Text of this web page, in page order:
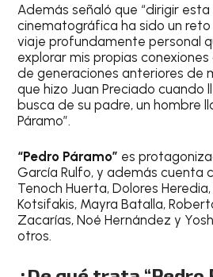
Además señaló que “dirigir
cinematográfica ha sido un
viaje profundamente personal
explorar mis propias
de generaciones anteriores de
que hizo Juan Preciado cuando
busca de su padre, un hombre
Páramo”.
“Pedro Páramo” es
García Rulfo, y además cuenta
Tenoch Huerta, Dolores
Kotsifakis, Mayra Batalla,
Zacarías, Noé Hernández y
otros.